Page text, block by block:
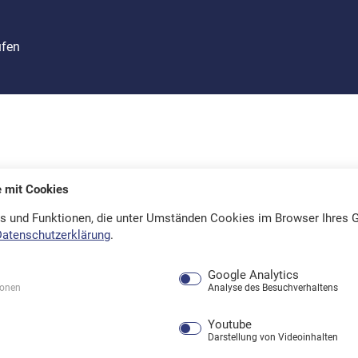
mit Cookies
und Funktionen, die unter Umständen Cookies im Browser Ihres
.
Google Analytics
Analyse des Besuchverhaltens
Youtube
Darstellung von Videoinhalten